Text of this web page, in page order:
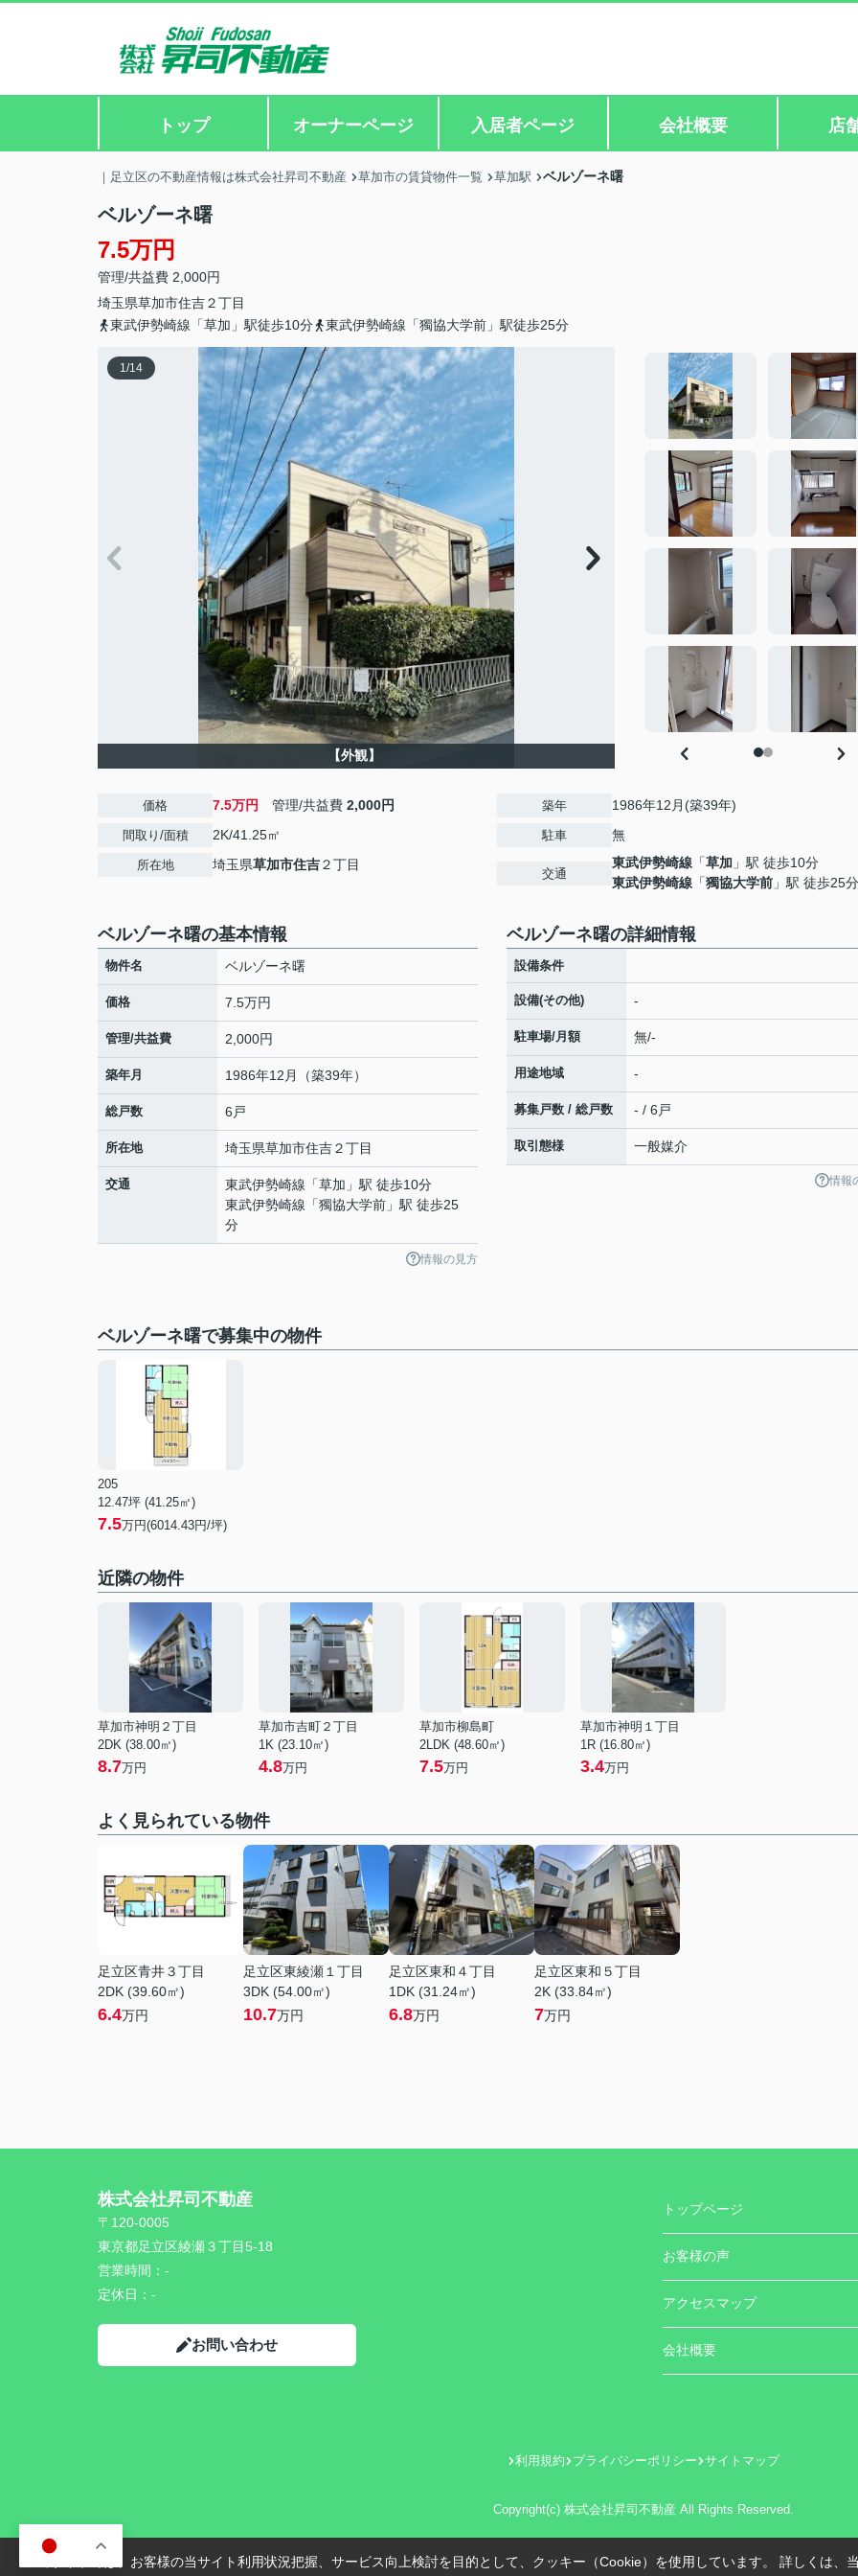
トップ オーナーページ 入居者ページ 会社概要 店
｜足立区の不動産情報は株式会社昇司不動産 草加市の賃貸物件一覧 草加駅 ベルゾーネ曙
ベルゾーネ曙
7.5万円
管理/共益費 2,000円
埼玉県草加市住吉２丁目
東武伊勢崎線「草加」駅徒歩10分
東武伊勢崎線「獨協大学前」駅徒歩25分
1/14
【外観】
価格 7.5万円 管理/共益費 2,000円
間取り/面積 2K/41.25㎡
所在地 埼玉県草加市住吉２丁目
築年 1986年12月(築39年)
駐車 無
交通
東武伊勢崎線 「草加 」駅 徒歩10分
東武伊勢崎線 「獨協大学前 」駅 徒歩25分
ベルゾーネ曙の基本情報
物件名 ベルゾーネ曙
価格 7.5万円
管理/共益費 2,000円
築年月 1986年12月（築39年）
総戸数 6戸
所在地 埼玉県草加市住吉２丁目
交通 東武伊勢崎線 「草加 」駅 徒歩10分
東武伊勢崎線 「獨協大学前 」駅 徒歩25
分
情報の見方
ベルゾーネ曙の詳細情報
設備条件
設備(その他) -
駐車場/月額 無/-
用途地域 -
募集戸数 / 総戸数 - / 6戸
取引態様 一般媒介
情報
ベルゾーネ曙で募集中の物件
205
12.47坪 (41.25㎡)
7.5万円(6014.43円/坪)
近隣の物件
草加市神明２丁目
2DK (38.00㎡)
8.7万円
草加市吉町２丁目
1K (23.10㎡)
4.8万円
草加市柳島町
2LDK (48.60㎡)
7.5万円
草加市神明１丁目
1R (16.80㎡)
3.4万円
よく見られている物件
足立区青井３丁目
2DK (39.60㎡)
6.4万円
足立区東綾瀬１丁目
3DK (54.00㎡)
10.7万円
足立区東和４丁目
1DK (31.24㎡)
6.8万円
足立区東和５丁目
2K (33.84㎡)
7万円
株式会社昇司不動産
〒120-0005
東京都足立区綾瀬３丁目5-18
営業時間： -
定休日： -
お問い合わせ
トップページ
お客様の声
アクセスマップ
会社概要
利用規約 プライバシーポリシー サイトマップ
Copyright(c) 株式会社昇司不動産 All Rights Reserved.
当サイトでは、お客様の当サイト利用状況把握、サービス向上検討を目的として、クッキー（Cookie）を使用しています。 詳しくは、